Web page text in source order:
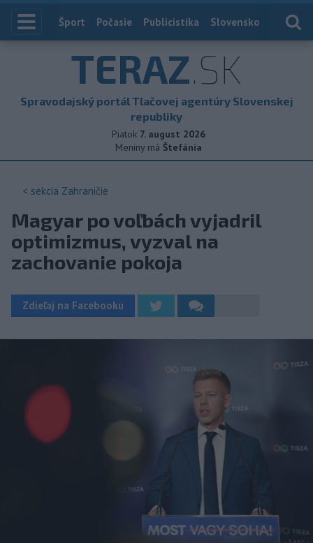
Index
Šport Počasie Publicistika Slovensko
TERAZ.SK
Spravodajský portál Tlačovej agentúry Slovenskej
republiky
Piatok 7. august 2026
Meniny má Štefánia
< sekcia Zahraničie
Magyar po voľbách vyjadril
optimizmus, vyzval na
zachovanie pokoja
Zdieľaj na Facebooku